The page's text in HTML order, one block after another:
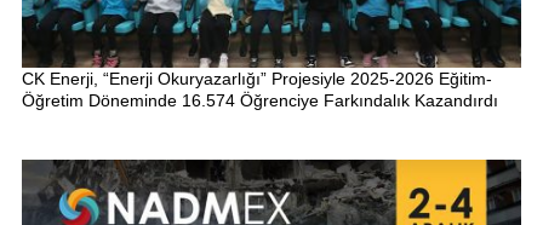
CK Enerji, “Enerji Okuryazarlığı” Projesiyle 2025-2026 Eğitim-
Öğretim Döneminde 16.574 Öğrenciye Farkındalık Kazandırdı